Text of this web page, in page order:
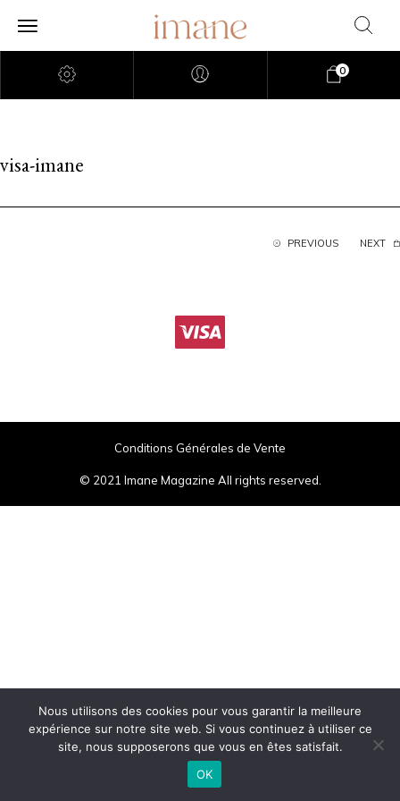
0
visa-imane
PREVIOUS NEXT
Conditions Générales de Vente
© 2021 Imane Magazine All rights reserved.
Nous utilisons des cookies pour vous garantir la meilleure
expérience sur notre site web. Si vous continuez à utiliser ce
site, nous supposerons que vous en êtes satisfait.
OK